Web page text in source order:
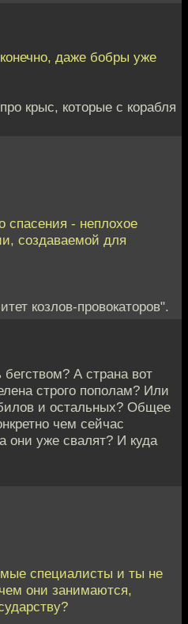
даже бобры уже
крыс, которые с корабля
спасения - неплохое
создаваемой для
козлов-провокаторов".
А страна вот
строго пополам? Или
и остальных? Общее
чем сейчас
они уже свалят? И куда
специалисты и ты не
они занимаются,